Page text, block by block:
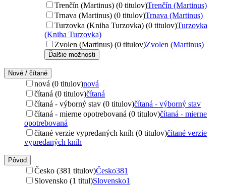
Trenčín (Martinus) (0 titulov)Trenčín (Martinus)
Trnava (Martinus) (0 titulov)Trnava (Martinus)
Turzovka (Kniha Turzovka) (0 titulov)Turzovka
(Kniha Turzovka)
Zvolen (Martinus) (0 titulov)Zvolen (Martinus)
Ďalšie možnosti
Nové / čítané
nová (0 titulov)nová
čítaná (0 titulov)čítaná
čítaná - výborný stav (0 titulov)čítaná - výborný stav
čítaná - mierne opotrebovaná (0 titulov)čítaná - mierne
opotrebovaná
čítané verzie vypredaných kníh (0 titulov)čítané verzie
vypredaných kníh
Pôvod
Česko (381 titulov)Česko381
Slovensko (1 titul)Slovensko1